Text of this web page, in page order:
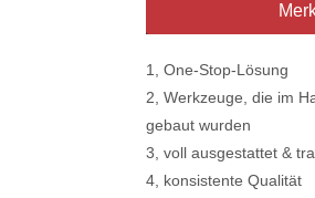
1, One-Stop-Lösung
2, Werkzeuge, die im
gebaut wurden
3, voll ausgestattet &
4, konsistente Qualität